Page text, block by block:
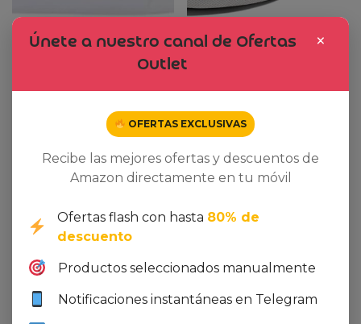
Ver oferta en Amazon
Vans Brooklyn Zapatillas
Unisex Niños Canvas
€
Ver oferta en Amazon
Unisex Niños Canvas
27,00€ 33,59
Oferta de productos vistos
recientemente
Aún no has visitado ninguno de nuestros productos
×
Únete a nuestro canal de Ofertas
Outlet
OFERTAS EXCLUSIVAS
Recibe las mejores ofertas y descuentos de
Amazon directamente en tu móvil
Ofertas flash con hasta 80% de
descuento
Productos seleccionados manualmente
Notificaciones instantáneas en Telegram